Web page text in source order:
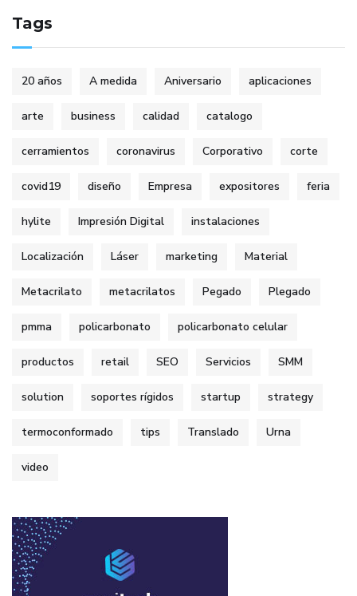
Tags
20 años A medida Aniversario aplicaciones
arte business calidad catalogo
cerramientos coronavirus Corporativo corte
covid19 diseño Empresa expositores feria
hylite Impresión Digital instalaciones
Localización Láser marketing Material
Metacrilato metacrilatos Pegado Plegado
pmma policarbonato policarbonato celular
productos retail SEO Servicios SMM
solution soportes rígidos startup strategy
termoconformado tips Translado Urna
video